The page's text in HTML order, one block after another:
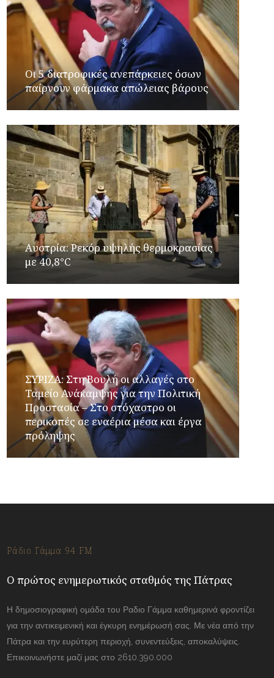
Οι 5 διατροφικές ανεπάρκειες όσων
παίρνουν φάρμακα απώλειας βάρους
Αυστρία: Ρεκόρ υψηλής θερμοκρασίας
με 40,8°C
ΣΥΡΙΖΑ: Στη Βουλή οι αλλαγές στο
Ταμείο Ανάκαμψης για την Πολιτική
Προστασία – Στο στόχαστρο οι
περικοπές σε εναέρια μέσα και έργα
πρόληψης
Ράδιο Γάμμα 94 FM
Ο πρώτος ενημερωτικός σταθμός της Πάτρας
Η δημοσιογραφική ομάδα του Ραδιο Γάμμα καθημερινά φροντίζει
για την αντικειμενική και έγκυρη ενημέρωσή σας. Με νέα από την
Πάτρα και την ευρύτερη περιοχή, συνεντεύξεις, αποκαλύψεις.
Επικοινωνήστε μαζί μας στο 2610.390.000